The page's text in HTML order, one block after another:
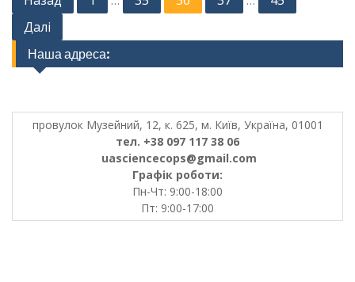
pagination
Далі
Наша адреса:
провулок Музейний, 12, к. 625, м. Київ, Україна, 01001
тел. +38 097 117 38 06
uasciencecops@gmail.com
Графік роботи:
Пн-Чт: 9:00-18:00
Пт: 9:00-17:00